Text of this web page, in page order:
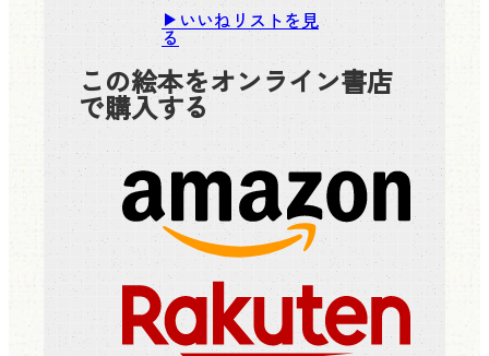
いいねリストを見
る
この絵本をオンライン書店
で購入する